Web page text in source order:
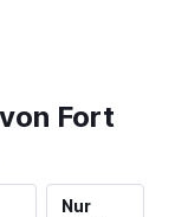
Fort
Nur